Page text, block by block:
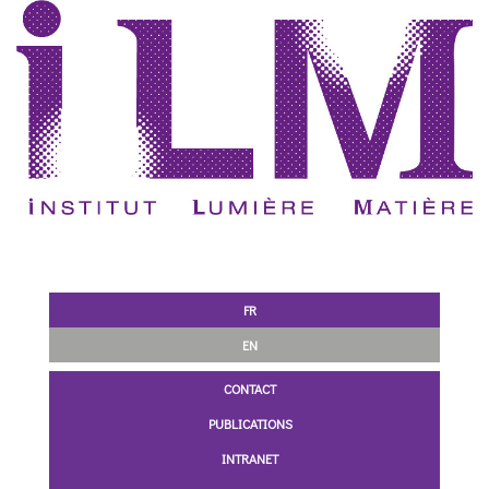
FR
EN
CONTACT
PUBLICATIONS
INTRANET